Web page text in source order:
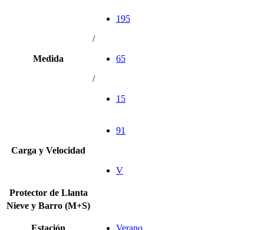
Medida
195
/
65
/
15
Carga y Velocidad
91
V
Protector de Llanta
Nieve y Barro (M+S)